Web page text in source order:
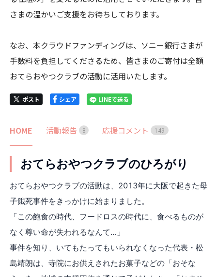
さまの温かいご支援をお待ちしております。
なお、本クラウドファンディングは、ソニー銀行さまが
手数料を負担してくださるため、皆さまのご寄付は全額
おてらおやつクラブの活動に活用いたします。
ポスト シェア LINEで送る
HOME 活動報告 8 応援コメント 1 49
おてらおやつクラブのひろがり
おてらおやつクラブの活動は、2013年に大阪で起きた母
子餓死事件をきっかけに始まりました。
「この飽食の時代、フードロスの時代に、食べるものが
なく尊い命が失われるなんて…」
事件を知り、いてもたってもいられなくなった代表・松
島靖朗は、寺院にお供えされたお菓子などの「おそな